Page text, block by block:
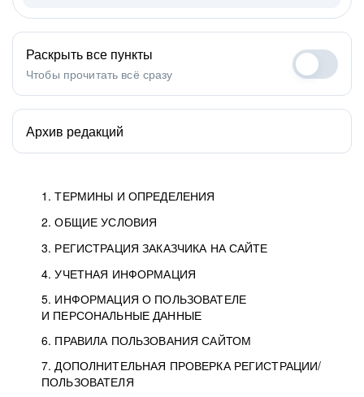
1. ТЕРМИНЫ И ОПРЕДЕЛЕНИЯ
2. ОБЩИЕ УСЛОВИЯ
3. РЕГИСТРАЦИЯ ЗАКАЗЧИКА НА САЙТЕ
4. УЧЕТНАЯ ИНФОРМАЦИЯ
5. ИНФОРМАЦИЯ О ПОЛЬЗОВАТЕЛЕ
И ПЕРСОНАЛЬНЫЕ ДАННЫЕ
6. ПРАВИЛА ПОЛЬЗОВАНИЯ САЙТОМ
7. ДОПОЛНИТЕЛЬНАЯ ПРОВЕРКА РЕГИСТРАЦИИ/
ПОЛЬЗОВАТЕЛЯ
Раскрыть все пункты
Чтобы прочитать всё сразу
Архив редакций